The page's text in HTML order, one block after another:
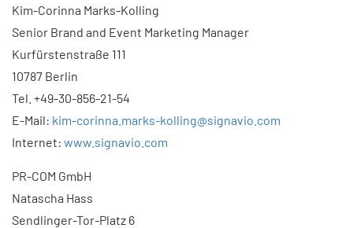
Kim-Corinna Marks-Kolling
Senior Brand and Event Marketing Manager
Kurfürstenstraße 111
10787 Berlin
Tel. +49-30-856-21-54
E-Mail: kim-corinna.marks-kolling@signavio.com
Internet: www.signavio.com
PR-COM GmbH
Natascha Hass
Sendlinger-Tor-Platz 6